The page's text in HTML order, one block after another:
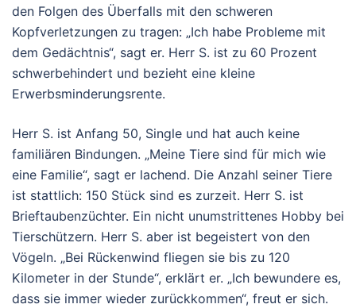
den Folgen des Überfalls mit den schweren
Kopfverletzungen zu tragen: „Ich habe Probleme mit
dem Gedächtnis“, sagt er. Herr S. ist zu 60 Prozent
schwerbehindert und bezieht eine kleine
Erwerbsminderungsrente.
Herr S. ist Anfang 50, Single und hat auch keine
familiären Bindungen. „Meine Tiere sind für mich wie
eine Familie“, sagt er lachend. Die Anzahl seiner Tiere
ist stattlich: 150 Stück sind es zurzeit. Herr S. ist
Brieftaubenzüchter. Ein nicht unumstrittenes Hobby bei
Tierschützern. Herr S. aber ist begeistert von den
Vögeln. „Bei Rückenwind fliegen sie bis zu 120
Kilometer in der Stunde“, erklärt er. „Ich bewundere es,
dass sie immer wieder zurückkommen“, freut er sich.